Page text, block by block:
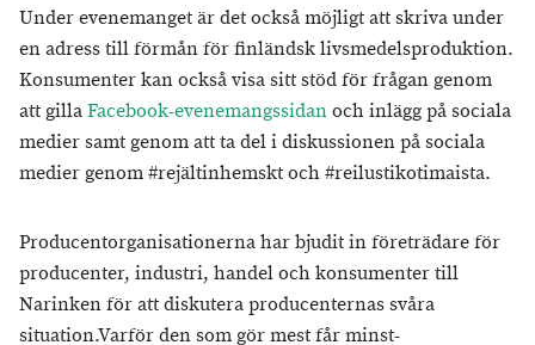
Under evenemanget är det också möjligt att skriva under
en adress till förmån för finländsk livsmedelsproduktion.
Konsumenter kan också visa sitt stöd för frågan genom
att gillaFacebook-evenemangssidanoch inlägg på sociala
medier samt genom att ta del i diskussionen på sociala
medier genom #rejältinhemskt och #reilustikotimaista.
Producentorganisationerna har bjudit in företrädare för
producenter, industri, handel och konsumenter till
Narinken för att diskutera producenternas svåra
situation.Varför den som gör mest får minst-